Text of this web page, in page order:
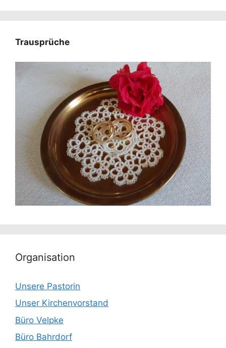
Trausprüche
Organisation
Unsere Pastorin
Unser Kirchenvorstand
Büro Velpke
Büro Bahrdorf